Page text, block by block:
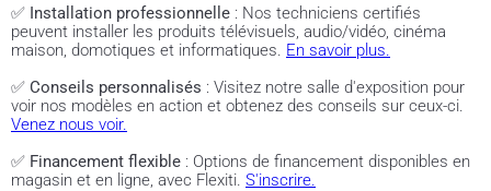
✅ Installation professionnelle : Nos techniciens certifiés
peuvent installer les produits télévisuels, audio/vidéo, cinéma
maison, domotiques et informatiques. En savoir plus.
✅ Conseils personnalisés : Visitez notre salle d'exposition pour
voir nos modèles en action et obtenez des conseils sur ceux-ci.
Venez nous voir.
✅ Financement flexible : Options de financement disponibles en
magasin et en ligne, avec Flexiti. S'inscrire.